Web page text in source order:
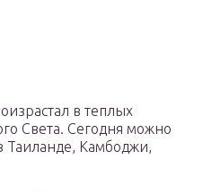
в теплых
Света. Сегодня можно
Таиланде, Камбоджи,